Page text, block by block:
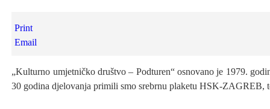
Print
Email
„Kulturno umjetničko društvo – Podturen“ osnovano je 1979.
30 godina djelovanja primili smo srebrnu plaketu HSK-ZAGREB,